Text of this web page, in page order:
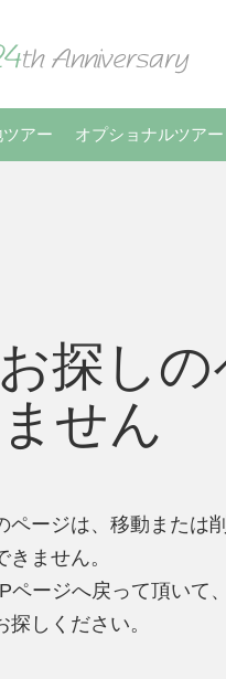
アー オプショナルツアー
探しの
せん
ページは、移動または
ません。
ページへ戻って頂いて
しください。